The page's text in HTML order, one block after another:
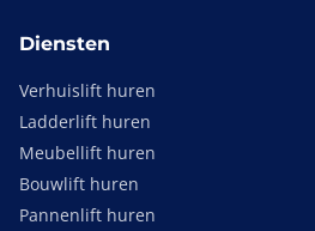
Diensten
Verhuislift huren
Ladderlift huren
Meubellift huren
Bouwlift huren
Pannenlift huren